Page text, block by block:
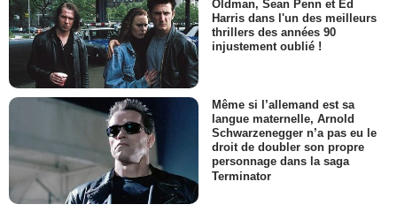
Oldman, Sean Penn et Ed
Harris dans l'un des meilleurs
thrillers des années 90
injustement oublié !
Même si l’allemand est sa
langue maternelle, Arnold
Schwarzenegger n’a pas eu le
droit de doubler son propre
personnage dans la saga
Terminator